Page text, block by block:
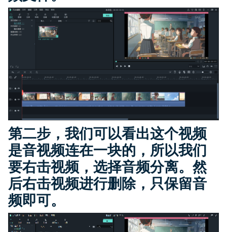
第二步，我们可以看出这个视频
是音视频连在一块的，所以我们
要右击视频，选择音频分离。然
后右击视频进行删除，只保留音
频即可。